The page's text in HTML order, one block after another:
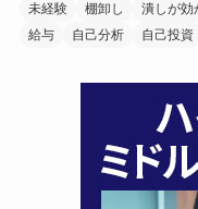
未経験
棚卸し 潰しが効
給与
自己分析 自己投資